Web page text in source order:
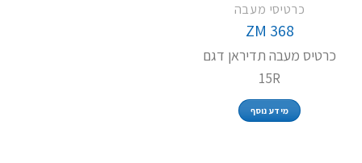
כרטיסי מעבה
ZM 368
כרטיס מעבה תדיראן דגם
15R
מידע נוסף